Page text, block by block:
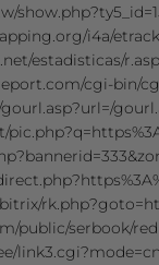
i4a/
estadisticas/
cgi-bin/
public/serbook/